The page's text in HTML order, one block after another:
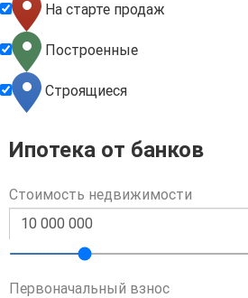
На старте продаж
Построенные
Строящиеся
Ипотека от банков
Стоимость недвижимости
Первоначальный взнос